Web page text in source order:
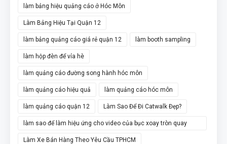
làm bảng hiệu quảng cáo ở Hóc Môn
Làm Bảng Hiệu Tại Quận 12
làm bảng quảng cáo giá rẻ quận 12 làm booth sampling
làm hộp đèn để vỉa hè
làm quảng cáo đường song hành hóc môn
làm quảng cáo hiệu quả làm quảng cáo hóc môn
làm quảng cáo quận 12 Làm Sao Để Đi Catwalk Đẹp?
làm sao để làm hiệu ứng cho video của bục xoay tròn quay
video 360
Làm Xe Bán Hàng Theo Yêu Cầu TPHCM